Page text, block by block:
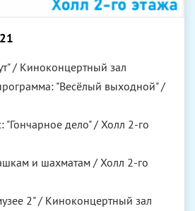
/ Киноконцертный зал
"Весёлый выходной" /
"Гончарное дело" / Холл 2-го
и шахматам / Холл 2-го
2" / Киноконцертный зал